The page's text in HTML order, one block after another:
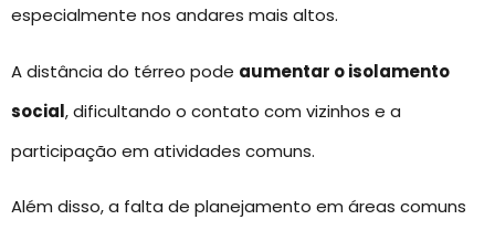
especialmente nos andares mais altos.
A distância do térreo pode aumentar o isolamento
social, dificultando o contato com vizinhos e a
participação em atividades comuns.
Além disso, a falta de planejamento em áreas comuns